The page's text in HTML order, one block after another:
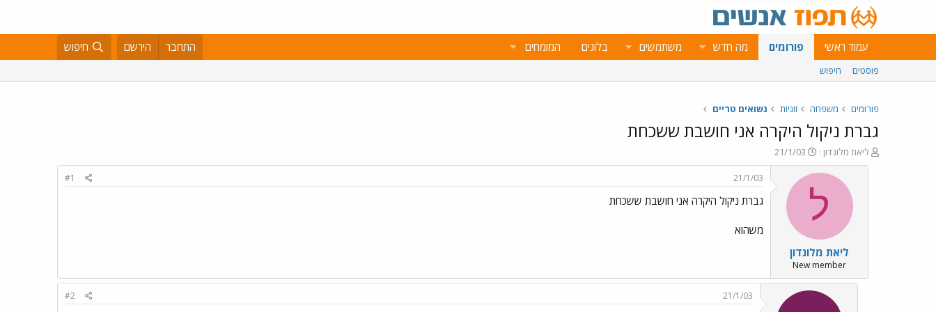
עמוד ראשי פורומים מה חדש משתמשים בלוגים המומחים התחבר הירשם חיפוש
פוסטים חיפוש
פורומים משפחה זוגיות נשואים טריים
גברת ניקול היקרה אני חושבת ששכחת
פ
ו
ליאת מלונדון
פ
ו
ר
א
ר
י
ך
21/1/03
ל
ליאת מלונדון
New member
21/1/03
#1
גברת ניקול היקרה אני חושבת ששכחת
משהוא
21/1/03
#2